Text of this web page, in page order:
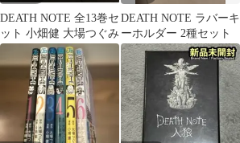
DEATH NOTE 全13巻セ
ット 小畑健 大場つぐみ
DEATH NOTE ラバーキ
ーホルダー 2種セット